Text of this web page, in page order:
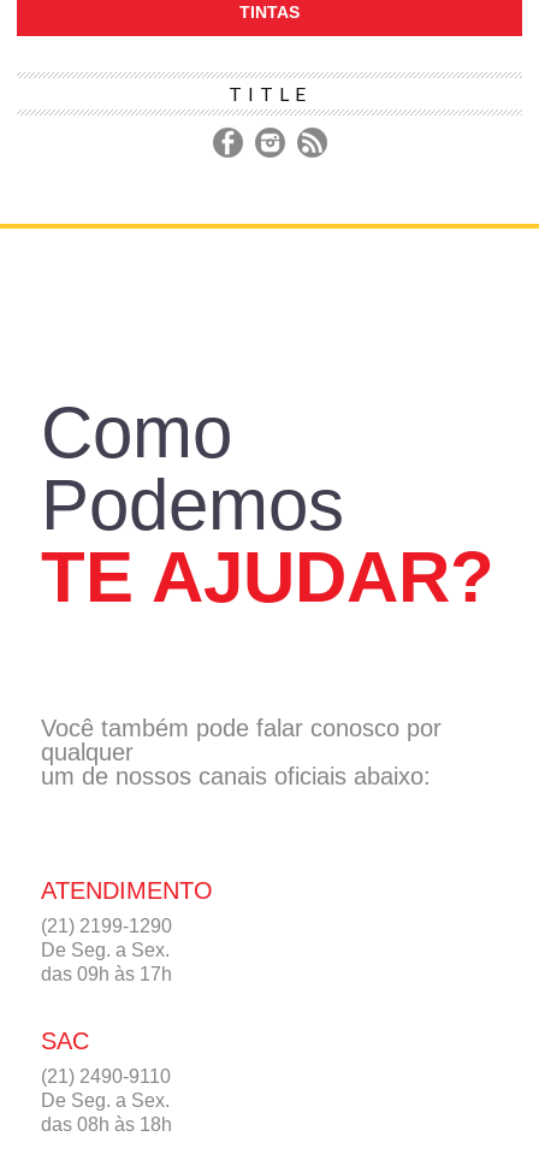
TINTAS
TITLE
Como
Podemos
TE AJUDAR?
Você também pode falar conosco por
qualquer
um de nossos canais oficiais abaixo:
ATENDIMENTO
(21) 2199-1290
De Seg. a Sex.
das 09h às 17h
SAC
(21) 2490-9110
De Seg. a Sex.
das 08h às 18h